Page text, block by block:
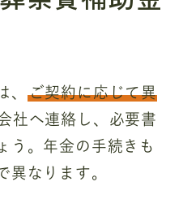
、
ご契約に応じて異
社へ連絡し、必要書
う。年金の手続きも
異なります。